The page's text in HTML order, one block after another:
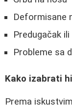
Deformisane
Predugačak
Probleme sa
Kako izabrati
Prema